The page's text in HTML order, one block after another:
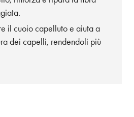
il cuoio capelluto e aiuta a
dei capelli, rendendoli più